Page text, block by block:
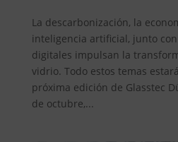
La descarbonización, la
inteligencia artificial, junto
digitales impulsan la
vidrio. Todo estos temas
próxima edición de Glasstec
de octubre,...